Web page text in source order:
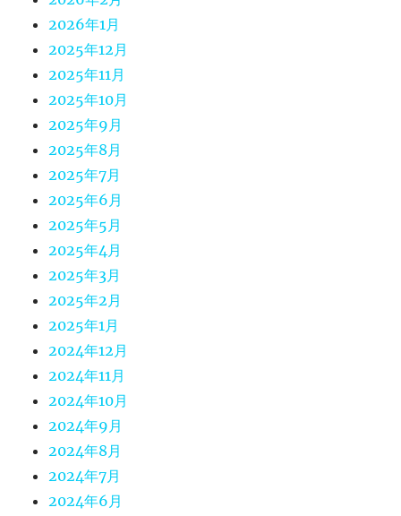
2026年1月
2025年12月
2025年11月
2025年10月
2025年9月
2025年8月
2025年7月
2025年6月
2025年5月
2025年4月
2025年3月
2025年2月
2025年1月
2024年12月
2024年11月
2024年10月
2024年9月
2024年8月
2024年7月
2024年6月